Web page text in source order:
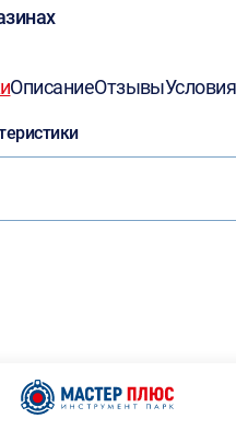
ОписаниеОтзывы